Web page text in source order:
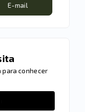
E-mail
para conhecer